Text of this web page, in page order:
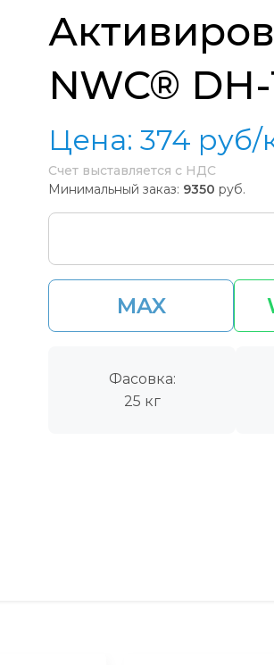
NWC® DH-
Цена: 374 руб/
Счет выставляется с НДС
Минимальный заказ: 9350 руб.
MAX
Фасовка:
25 кг